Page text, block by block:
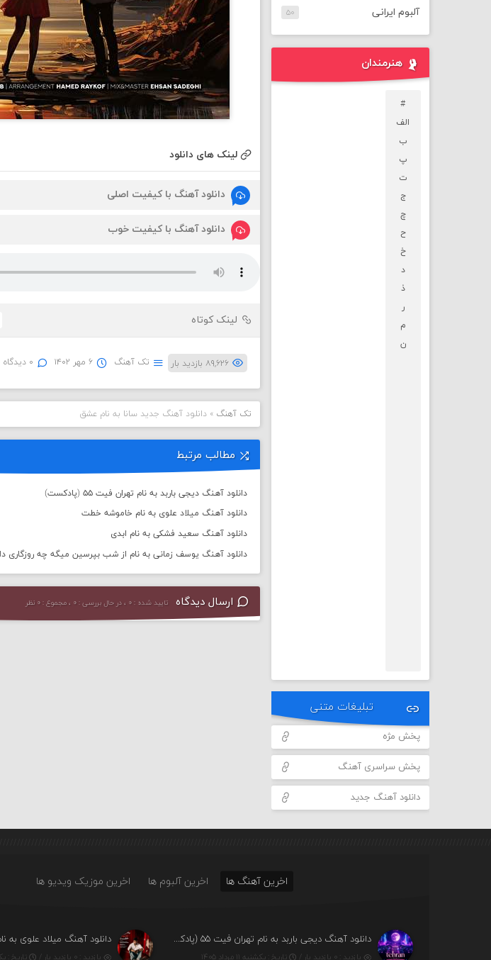
لینک های دانلود
دانلود آهنگ با کیفیت اصلی
دانلود آهنگ با کیفیت خوب
لینک کوتاه
۸۹,۶۲۶ بازدید بار تک آهنگ ۶ مهر ۱۴۰۲ ۰ دیدگاه
تک آهنگ »دانلود آهنگ جديد سانا به نام عشق
مطالب مرتبط
دانلود آهنگ دیجی باربد به نام تهران فیت ۵۵ (پادکست)
دانلود آهنگ میلاد علوی به نام خاموشه خطت
دانلود آهنگ سعید فشکی به نام ابدی
دانلود آهنگ یوسف زمانی به نام از شب بپرسین میگه چه روزگاری
ارسال دیدگاه تایید شده : ۰ ، در حال بررسی : ۰ ، مجموع : ۰ نظر
آلبوم ایرانی ۵۰
هنرمندان
#
الف
ب
پ
ت
ج
چ
ح
خ
د
ذ
ر
م
ن
تبلیغات متنی
پخش مژه
پخش سراسری آهنگ
دانلود آهنگ جدید
اخرین آهنگ ها اخرین آلبوم ها اخرین موزیک ویدیو ها
دانلود آهنگ دیجی باربد به نام تهران فیت ۵۵ (پادکست)
بازدید : ۰ بازدید بار / تاریخ : یکشنبه ۱۱ مرداد ۱۴۰۵
دانلود آهنگ میلاد علوی
بازدید : ۰ بازدید بار / تاریخ : یکشنبه